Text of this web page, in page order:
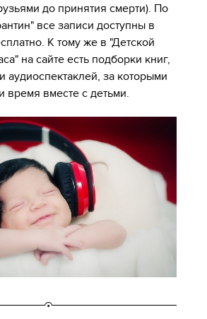
до принятия смерти). По
все записи доступны в
К тому же в "Детской
на сайте есть подборки книг,
аудиоспектаклей, за которыми
время вместе с детьми.